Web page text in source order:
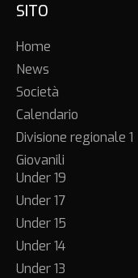
SITO
Home
News
Società
Calendario
Divisione regionale 1
Giovanili
Under 19
Under 17
Under 15
Under 14
Under 13